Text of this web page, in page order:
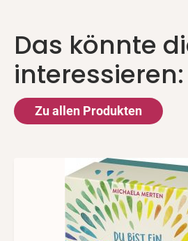
Das könnte
interessieren:
Zu allen Produkten